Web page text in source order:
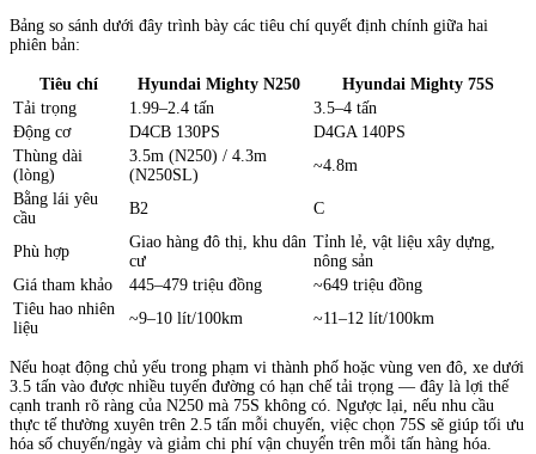
Bảng so sánh dưới đây trình bày các tiêu chí quyết định chính giữa hai
phiên bản:
Tiêu chí Hyundai Mighty N250
Hyundai Mighty 75S
Tải trọng
1.99–2.4 tấn
3.5–4 tấn
Động cơ
D4CB 130PS
D4GA 140PS
Thùng dài
(lòng)
3.5m (N250) / 4.3m
(N250SL)
~4.8m
Bằng lái yêu
cầu
B2 C
Phù hợp
Giao hàng đô thị, khu dân
cư
Tỉnh lẻ, vật liệu xây dựng,
nông sản
Giá tham khảo
445–479 triệu đồng
~649 triệu đồng
Tiêu hao nhiên
liệu
~9–10 lít/100km ~11–12 lít/100km
Nếu hoạt động chủ yếu trong phạm vi thành phố hoặc vùng ven đô, xe dưới
3.5 tấn vào được nhiều tuyến đường có hạn chế tải trọng — đây là lợi thế
cạnh tranh rõ ràng của N250 mà 75S không có. Ngược lại, nếu nhu cầu
thực tế thường xuyên trên 2.5 tấn mỗi chuyến, việc chọn 75S sẽ giúp tối ưu
hóa số chuyến/ngày và giảm chi phí vận chuyển trên mỗi tấn hàng hóa.